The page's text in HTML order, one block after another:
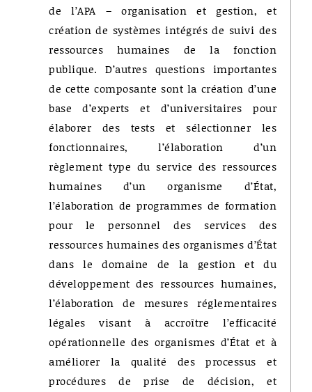
de l’APA – organisation et gestion, et
création de systèmes intégrés de suivi des
ressources humaines de la fonction
publique. D’autres questions importantes
de cette composante sont la création d’une
base d’experts et d’universitaires pour
élaborer des tests et sélectionner les
fonctionnaires, l’élaboration d’un
règlement type du service des ressources
humaines d’un organisme d’État,
l’élaboration de programmes de formation
pour le personnel des services des
ressources humaines des organismes d’État
dans le domaine de la gestion et du
développement des ressources humaines,
l’élaboration de mesures réglementaires
légales visant à accroître l’efficacité
opérationnelle des organismes d’État et à
améliorer la qualité des processus et
procédures de prise de décision, et